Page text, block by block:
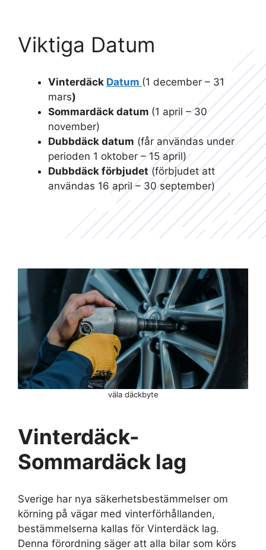
Viktiga Datum
Vinterdäck Datum (1 december – 31
mars)
Sommardäck datum (1 april – 30
november)
Dubbdäck datum (får användas under
perioden 1 oktober – 15 april)
Dubbdäck förbjudet(förbjudet att
användas 16 april – 30 september)
väla däckbyte
Vinterdäck-
Sommardäck lag
Sverige har nya säkerhetsbestämmelser om
körning på vägar med vinterförhållanden,
bestämmelserna kallas för Vinterdäck lag.
Denna förordning säger att alla bilar som körs